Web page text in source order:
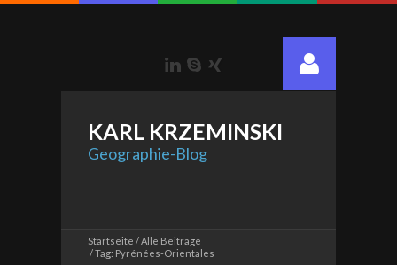
LinkedIn
Skype
KARL KRZEMINSKI
Geographie-Blog
Startseite
Alle Beiträge
Tag: Pyrénées-Orientales